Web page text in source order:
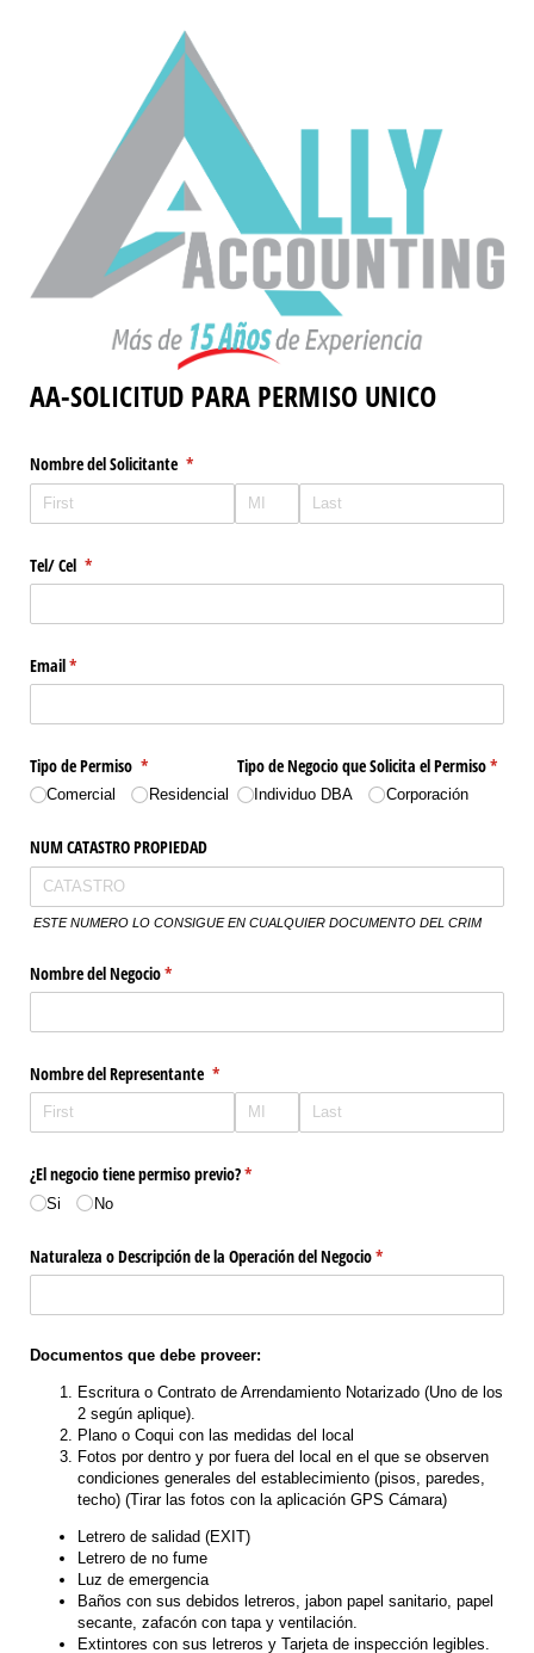
AA-SOLICITUD PARA PERMISO UNICO
Nombre del Solicitante *
(required)
Tel/​ Cel *
(required)
Email*
(required)
Tipo de Permiso *
(required)
Comercial Residencial
Tipo de Negocio que Solicita el Permiso*
Individuo DBA Corporación
NUM CATASTRO PROPIEDAD
ESTE NUMERO LO CONSIGUE EN CUALQUIER DOCUMENTO DEL CRIM
Nombre del Negocio*
(required)
Nombre del Representante *
(required)
¿El negocio tiene permiso previo?*
(required)
Si No
Naturaleza o Descripción de la Operación del Negocio*
(required)
Documentos que debe proveer:
Escritura o Contrato de Arrendamiento Notarizado (Uno de los
2 según aplique).
Plano o Coqui con las medidas del local
Fotos por dentro y por fuera del local en el que se observen
condiciones generales del establecimiento (pisos, paredes,
techo) (Tirar las fotos con la aplicación GPS Cámara)
Letrero de salidad (EXIT)
Letrero de no fume
Luz de emergencia
Baños con sus debidos letreros, jabon papel sanitario, papel
secante, zafacón con tapa y ventilación.
Extintores con sus letreros y Tarjeta de inspección legibles.